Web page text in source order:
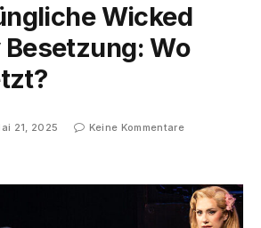
Wicked
Wo
21, 2025
Keine Kommentare